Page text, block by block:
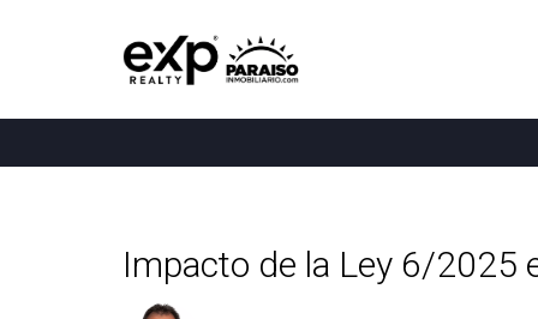
Impacto de la Ley 6/2025